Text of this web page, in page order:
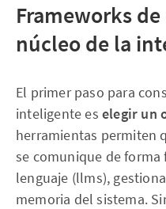
Frameworks
núcleo de la
El primer paso para
inteligente es elegir un
herramientas permiten
se comunique de
lenguaje (llms),
memoria del sistema.